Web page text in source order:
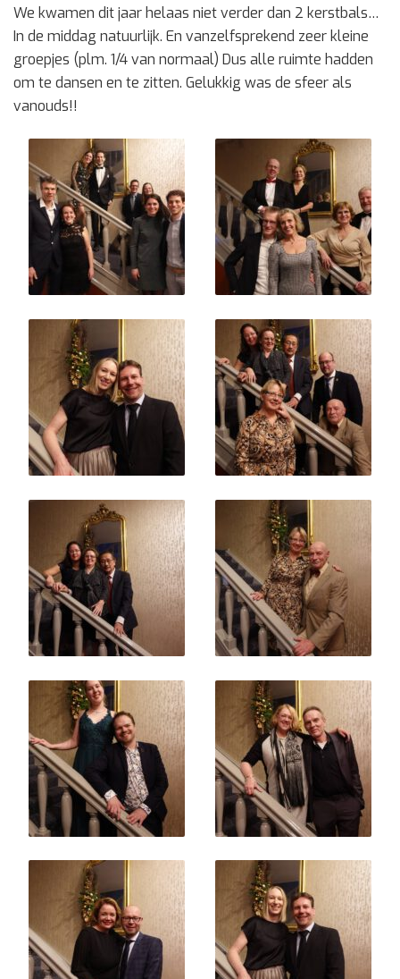
We kwamen dit jaar helaas niet verder dan 2 kerstbals…
In de middag natuurlijk. En vanzelfsprekend zeer kleine
groepjes (plm. 1/4 van normaal) Dus alle ruimte hadden
om te dansen en te zitten. Gelukkig was de sfeer als
vanouds!!